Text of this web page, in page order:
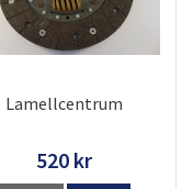
Lamellcentrum
520 kr